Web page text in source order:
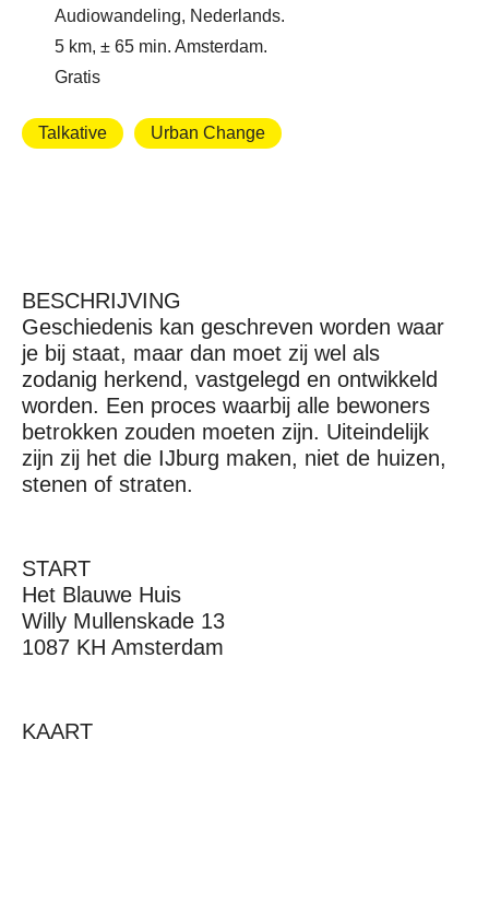
Audiowandeling, Nederlands.
5 km, ± 65 min. Amsterdam.
Gratis
Talkative Urban Change
BESCHRIJVING
Geschiedenis kan geschreven worden waar
je bij staat, maar dan moet zij wel als
zodanig herkend, vastgelegd en ontwikkeld
worden. Een proces waarbij alle bewoners
betrokken zouden moeten zijn. Uiteindelijk
zijn zij het die IJburg maken, niet de huizen,
stenen of straten.
START
Het Blauwe Huis
Willy Mullenskade 13
1087 KH Amsterdam
KAART